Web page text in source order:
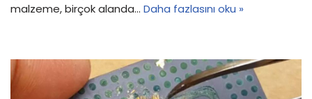
malzeme, birçok alanda… Daha fazlasını oku »